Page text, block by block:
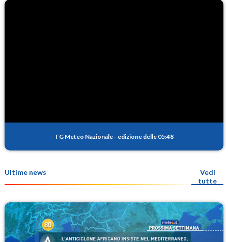
TG Meteo Nazionale - edizione delle 05:48
Ultime news
Vedi
tutte